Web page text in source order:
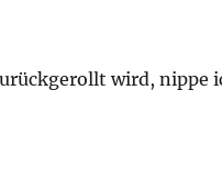
wird, nippe